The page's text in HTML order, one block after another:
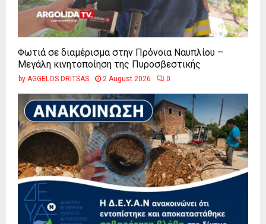
Φωτιά σε διαμέρισμα στην Πρόνοια Ναυπλίου –
Μεγάλη κινητοποίηση της Πυροσβεστικής
by AGGELOS DRITSAS 2 August 2026 0